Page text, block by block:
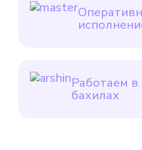
Работаем в
бахилах